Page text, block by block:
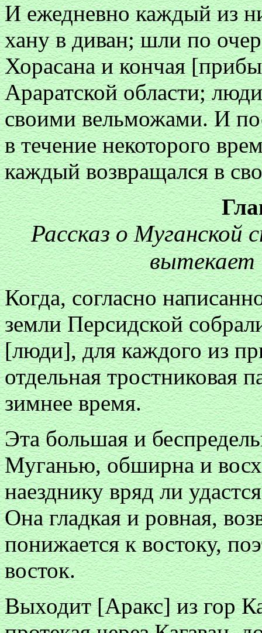
И ежедневно каждый из
хану в диван; шли по
Хорасана и кончая
Араратской области;
своими вельможами. И
в течение некоторого
каждый возвращался в
Рассказ о Муганской
вытекает
Когда, согласно
земли Персидской
[люди], для каждого из
отдельная тростниковая
зимнее время.
Эта большая и
Муганью, обширна и
наезднику вряд ли
Она гладкая и ровная,
понижается к востоку,
восток.
Выходит [Аракс] из гор